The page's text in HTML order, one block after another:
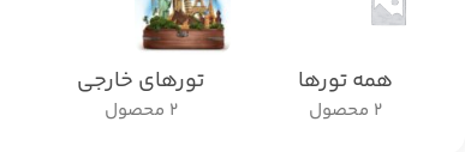
همه تورها
2 محصول
تورهای خارجی
2 محصول